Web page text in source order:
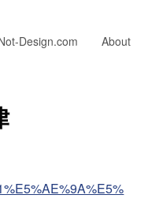
Design.com About